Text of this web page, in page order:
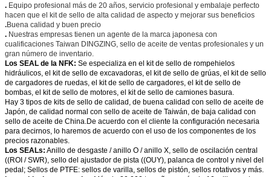
. Equipo profesional más de 20 años, servicio profesional y embalaje perfecto
hacen que el kit de sello de alta calidad de aspecto y mejorar sus beneficios
.Buena calidad y buen precio
. Nuestras empresas tienen un agente de la marca japonesa con
cualificaciones Taiwan DINGZING, sello de aceite de ventas profesionales y un
gran número de inventario.
Los SEAL de la NFK: Se especializa en el kit de sello de rompehielos
hidráulicos, el kit de sello de excavadoras, el kit de sello de grúas, el kit de sello
de cargadores de ruedas, el kit de sello de cargadores, el kit de sello de
bombas, el kit de sello de motores, el kit de sello de camiones basura.
Hay 3 tipos de kits de sello de calidad, de buena calidad con sello de aceite de
Japón, de calidad normal con sello de aceite de Taiwán, de baja calidad con
sello de aceite de China.De acuerdo con el cliente la configuración necesaria
para decirnos, lo haremos de acuerdo con el uso de los componentes de los
precios razonables.
Los SEALs: Anillo de desgaste / anillo O / anillo X, sello de oscilación central
((ROI / SWR), sello del ajustador de pista ((OUY), palanca de control y nivel del
pedal; Sellos de PTFE: sellos de varilla, sellos de pistón, sellos rotativos y más.